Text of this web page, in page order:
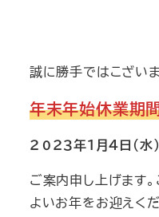
誠に勝手ではこざい
年末年始休業期間
２０２３年１月４日（
ご案内申し上げます
よいお年をお迎えくだ